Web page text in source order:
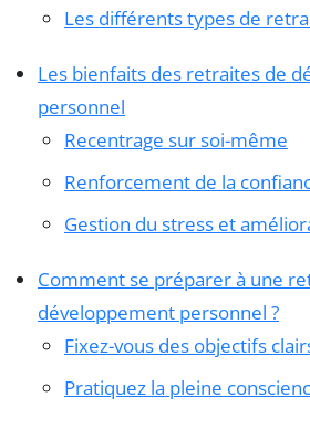
Les différents types de
Les bienfaits des retraites de
personnel
Recentrage sur soi-même
Renforcement de la
Gestion du stress et
Comment se préparer à une
développement personnel ?
Fixez-vous des objectifs
Pratiquez la pleine